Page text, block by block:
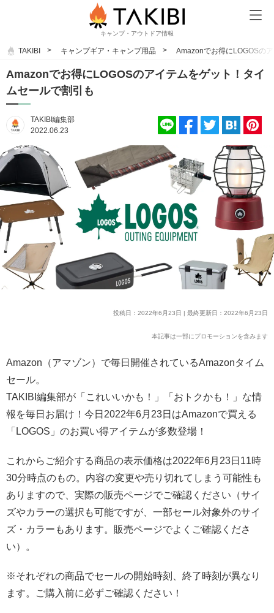
キャンプ・アウトドア情報
TAKIBI キャンプギア・キャンプ用品 Amazonでお得にLOGOSの
Amazonでお得にLOGOSのアイテムをゲット！タイ
ムセールで割引も
TAKIBI編集部
2022.06.23
投稿日：2022年6月23日 | 最終更新日：2022年6月23日
本記事は一部にプロモーションを含みます
Amazon（アマゾン）で毎日開催されているAmazonタイム
セール。
TAKIBI編集部が「これいいかも！」「おトクかも！」な情
報を毎日お届け！今日2022年6月23日はAmazonで買える
「LOGOS」のお買い得アイテムが多数登場！
これからご紹介する商品の表示価格は2022年6月23日11時
30分時点のもの。内容の変更や売り切れてしまう可能性も
ありますので、実際の販売ページでご確認ください（サイ
ズやカラーの選択も可能ですが、一部セール対象外のサイ
ズ・カラーもあります。販売ページでよくご確認くださ
い）。
※それぞれの商品でセールの開始時刻、終了時刻が異なり
ます。ご購入前に必ずご確認ください！